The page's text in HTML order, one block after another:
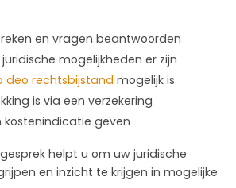
en vragen beantwoorden
mogelijkheden er zijn
deo rechtsbijstand mogelijk is
is via een verzekering
kostenindicatie geven
helpt u om uw juridische
en inzicht te krijgen in mogelijke